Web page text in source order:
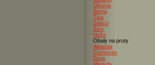
Okuma
Sema
Tica
Zebco
Zico
Nože
Obaly na pruty
Albastar
Cormoran
Esox